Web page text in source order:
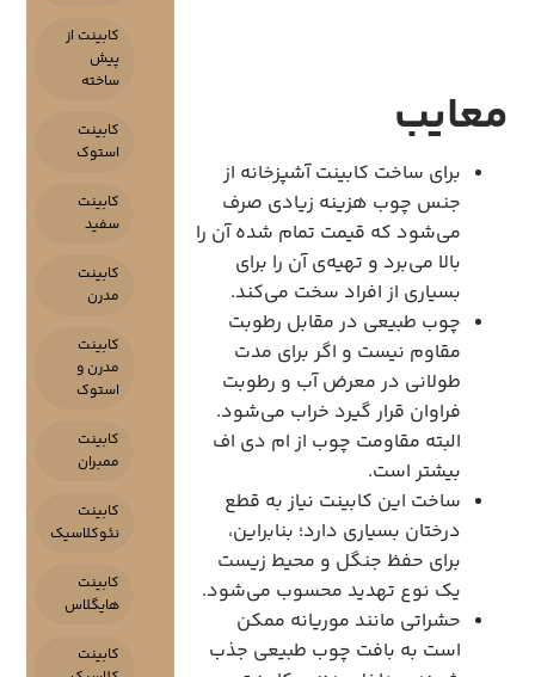
معایب
برای ساخت کابینت آشپزخانه از
جنس چوب هزینه‌ زیادی صرف
می‌شود که قیمت تمام شده آن را
بالا می‌برد و تهیه‌ی آن را برای
بسیاری از افراد سخت می‌کند.
چوب طبیعی در مقابل رطوبت
مقاوم نیست و اگر برای مدت
طولانی در معرض آب و رطوبت
فراوان قرار گیرد خراب می‌شود.
البته مقاومت چوب از ام دی اف
بیشتر است.
ساخت این کابینت نیاز به قطع
درختان بسیاری دارد؛ بنابراین،
برای حفظ جنگل و محیط زیست
یک نوع تهدید محسوب می‌شود.
حشراتی مانند موریانه ممکن
است به بافت چوب طبیعی جذب
کابینت از
پیش
ساخته
کابینت
استوک
کابینت
سفید
کابینت
مدرن
کابینت
مدرن و
استوک
کابینت
ممبران
کابینت
نئوکلاسیک
کابینت
هایگلاس
کابینت